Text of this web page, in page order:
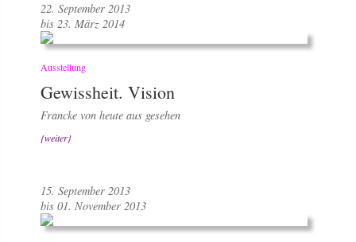
22. September 2013
bis 23. März 2014
Ausstellung
Gewissheit. Vision
Francke von heute aus gesehen
{weiter}
15. September 2013
bis 01. November 2013